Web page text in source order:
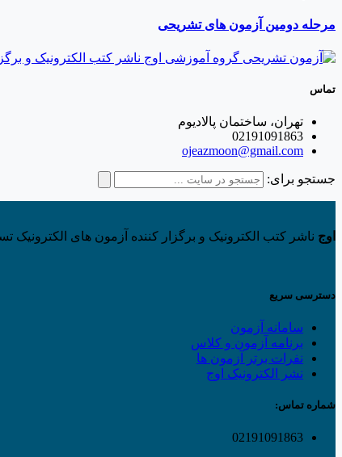
مرحله دومین آزمون های تشریحی
تماس
تهران، ساختمان پالادیوم
02191091863
ojeazmoon@gmail.com
جستجو برای:
اوج ناشر کتب الکترونیک و برگزار کننده آزمون های الکترونیک
دسترسی سریع
سامانه آزمون
برنامه آزمون و کلاس
نفرات برتر آزمون ها
نشر الکترونیک اوج
شماره تماس:
02191091863